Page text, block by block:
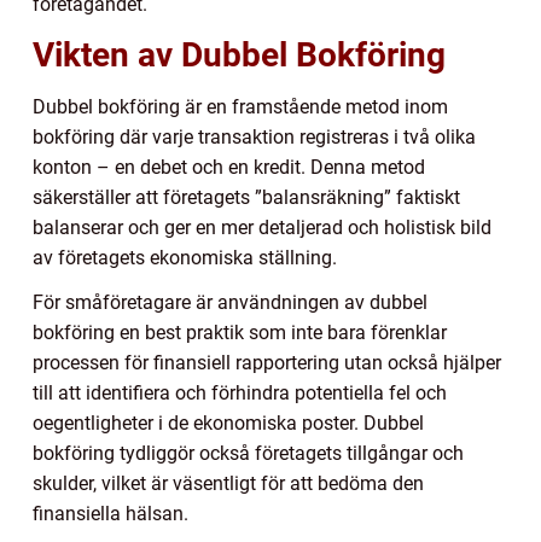
Vikten av Dubbel Bokföring
Dubbel bokföring är en framstående metod inom
bokföring där varje transaktion registreras i två olika
konton – en debet och en kredit. Denna metod
säkerställer att företagets ”balansräkning” faktiskt
balanserar och ger en mer detaljerad och holistisk bild
av företagets ekonomiska ställning.
För småföretagare är användningen av dubbel
bokföring en best praktik som inte bara förenklar
processen för finansiell rapportering utan också hjälper
till att identifiera och förhindra potentiella fel och
oegentligheter i de ekonomiska poster. Dubbel
bokföring tydliggör också företagets tillgångar och
skulder, vilket är väsentligt för att bedöma den
finansiella hälsan.